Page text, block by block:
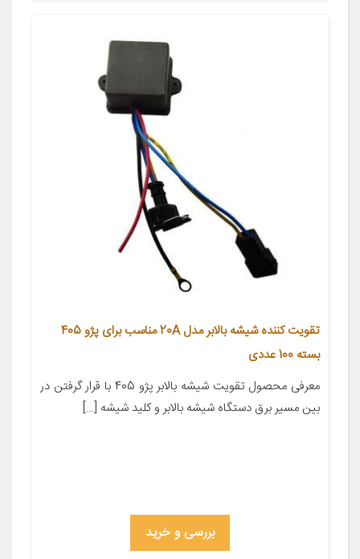
تقویت کننده شیشه بالابر مدل 20A مناسب برای پژو 405
بسته 100 عددی
معرفی محصول تقویت شیشه بالابر پژو 405 با قرار گرفتن در
بین مسیر برق دستگاه شیشه بالابر و کلید شیشه […]
بررسی و خرید